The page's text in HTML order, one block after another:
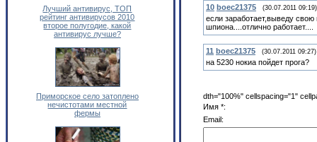
Лучший антивирус, ТОП
рейтинг антивирусов 2010
второе полугодие, какой
антивирус лучше?
Приморское село затоплено
нечистотами местной
фермы
10 boec21375 (30.07.2011 09:19)
если заработает,выведу
шпиона....отлично работает....
11 boec21375 (30.07.2011 09:27)
на 5230 нокиа пойдет прога?
dth="100%" cellspacing="1"
Имя *:
Email: